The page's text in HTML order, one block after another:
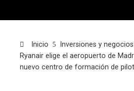
Inicio
Inversiones y negocios
Ryanair elige el aeropuerto de
nuevo centro de formación de